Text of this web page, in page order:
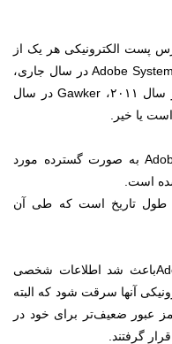
پست الکترونیکی هر یک از
کاربران در سرقت اطلاعات پایگاه داده Adobe Systems در سال جاری،
یاهو در سال ۲۰۱۲، سونی و Stratfor در سال ۲۰۱۱، Gawker در سال
در ماه اکتبر اعلام شد که پایگاه داده Adobe به صورت گسترده مورد
است.
طول تاریخ است که طی آن
هک شدن سیستم اطلاعاتی شرکت Adobeباعث شد اطلاعات شخصی
آنها سرقت شود که البته
عبور ضعیف‌تر برای خود در
گرفتند.